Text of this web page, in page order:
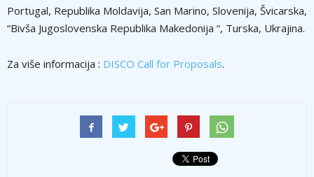
Portugal, Republika Moldavija, San Marino, Slovenija, Švicarska,
“Bivša Jugoslovenska Republika Makedonija “, Turska, Ukrajina.
Za više informacija : DISCO Call for Proposals.